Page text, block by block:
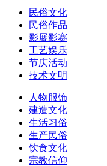
民俗文化
民俗作品
影展影赛
工艺娱乐
节庆活动
技术文明
人物服饰
建造文化
生活习俗
生产民俗
饮食文化
宗教信仰